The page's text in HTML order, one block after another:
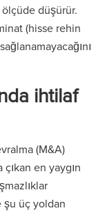
düşürür.
(hisse rehin
ihtilaf
(M&A)
en yaygın
şu üç yoldan